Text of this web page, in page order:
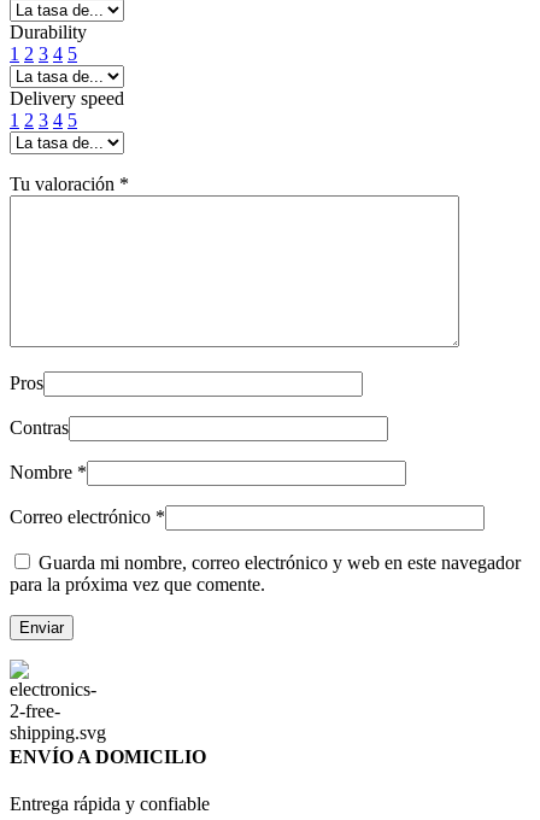
Durability
1 2 3 4 5
Delivery speed
1 2 3 4 5
Tu valoración *
Pros
Contras
Nombre *
Correo electrónico *
Guarda mi nombre, correo electrónico y web en este navegador
para la próxima vez que comente.
ENVÍO A DOMICILIO
Entrega rápida y confiable